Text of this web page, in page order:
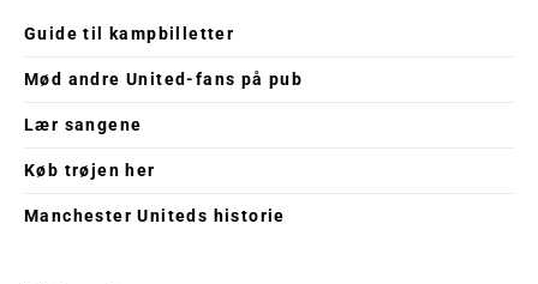
Guide til kampbilletter
Mød andre United-fans på pub
Lær sangene
Køb trøjen her
Manchester Uniteds historie